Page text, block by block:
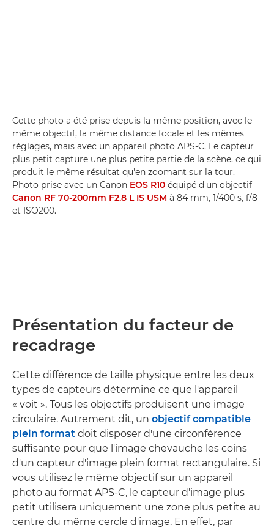
Cette photo a été prise depuis la même position, avec le
même objectif, la même distance focale et les mêmes
réglages, mais avec un appareil photo APS-C. Le capteur
plus petit capture une plus petite partie de la scène, ce qui
produit le même résultat qu'en zoomant sur la tour.
Photo prise avec un Canon EOS R10 équipé d'un objectif
Canon RF 70-200mm F2.8 L IS USM à 84 mm, 1/400 s, f/8
et ISO200.
Présentation du facteur de
recadrage
Cette différence de taille physique entre les deux
types de capteurs détermine ce que l'appareil
« voit ». Tous les objectifs produisent une image
circulaire. Autrement dit, un objectif compatible
plein format doit disposer d'une circonférence
suffisante pour que l'image chevauche les coins
d'un capteur d'image plein format rectangulaire. Si
vous utilisez le même objectif sur un appareil
photo au format APS-C, le capteur d'image plus
petit utilisera uniquement une zone plus petite au
centre du même cercle d'image. En effet, par